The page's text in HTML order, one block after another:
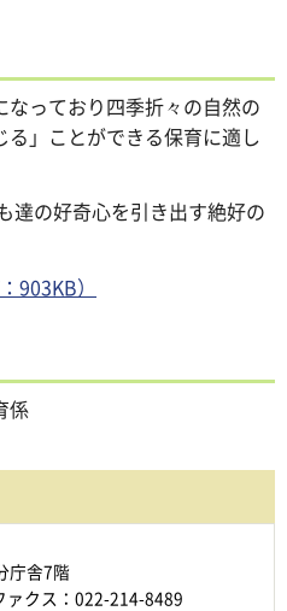
っており四季折々の自然の
」ことができる保育に適し
達の好奇心を引き出す絶好の
903KB）
係
庁舎7階
ァクス：022-214-8489